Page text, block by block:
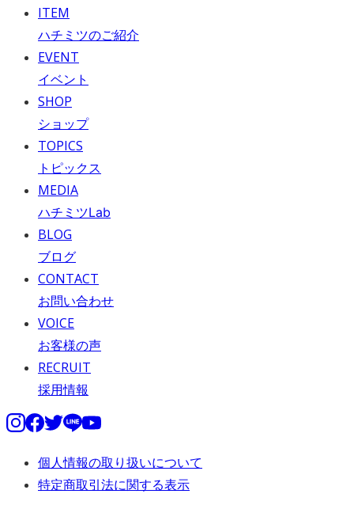
ITEM
ハチミツのご紹介
EVENT
イベント
SHOP
ショップ
TOPICS
トピックス
MEDIA
ハチミツLab
BLOG
ブログ
CONTACT
お問い合わせ
VOICE
お客様の声
RECRUIT
採用情報
個人情報の取り扱いについて
特定商取引法に関する表示